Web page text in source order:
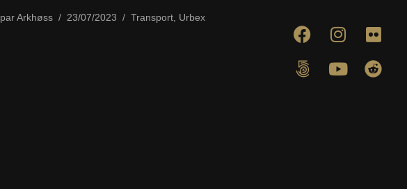
parArkhøss 23/07/2023 Transport, Urbex